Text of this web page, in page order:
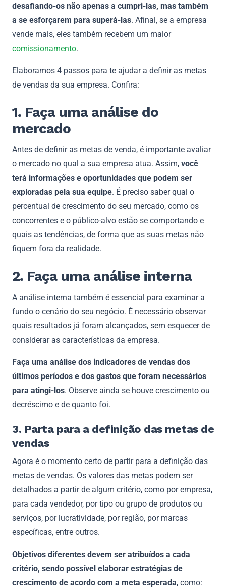
desafiando-os não apenas a cumpri-las, mas também
a se esforçarem para superá-las. Afinal, se a empresa
vende mais, eles também recebem um maior
comissionamento.
Elaboramos 4 passos para te ajudar a definir as metas
de vendas da sua empresa. Confira:
1. Faça uma análise do
mercado
Antes de definir as metas de venda, é importante avaliar
o mercado no qual a sua empresa atua. Assim, você
terá informações e oportunidades que podem ser
exploradas pela sua equipe. É preciso saber qual o
percentual de crescimento do seu mercado, como os
concorrentes e o público-alvo estão se comportando e
quais as tendências, de forma que as suas metas não
fiquem fora da realidade.
2. Faça uma análise interna
A análise interna também é essencial para examinar a
fundo o cenário do seu negócio. É necessário observar
quais resultados já foram alcançados, sem esquecer de
considerar as características da empresa.
Faça uma análise dos indicadores de vendas dos
últimos períodos e dos gastos que foram necessários
para atingi-los. Observe ainda se houve crescimento ou
decréscimo e de quanto foi.
3. Parta para a definição das metas de
vendas
Agora é o momento certo de partir para a definição das
metas de vendas. Os valores das metas podem ser
detalhados a partir de algum critério, como por empresa,
para cada vendedor, por tipo ou grupo de produtos ou
serviços, por lucratividade, por região, por marcas
específicas, entre outros.
Objetivos diferentes devem ser atribuídos a cada
critério, sendo possível elaborar estratégias de
crescimento de acordo com a meta esperada, como: